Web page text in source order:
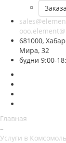
681000,
Мира, 32
будни 9:00-
Главная
–
Услуги в